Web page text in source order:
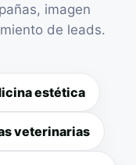
imagen
de leads.
estética
veterinarias